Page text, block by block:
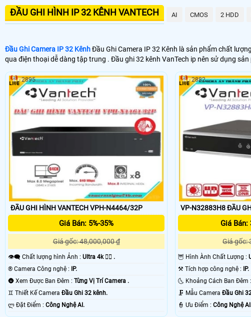
📬 Đầu Thu Camera IP 32 Kênh Chính Hãng
ĐẦU GHI HÌNH IP 32 KÊNH VANTECH AI CMOS 2 HDD
Đầu Ghi Camera IP 32 KênhĐầu Ghi Camera IP 32 Kênh là sản phẩm chất
qua điện thoại dễ dàng tập trung . Đầu ghi 32 kênh VanTech ip nên sử dụng
ĐẦU GHI HÌNH VANTECH VPH-N4464/32P
Giá Bán: 5%-35%
Giá gốc: 48,000,000 ₫
👁️‍🗨 Chất lượng hình Ảnh : Ultra 4k 👍🏾 .
®️ Camera Công nghệ : IP.
🌚 Xem Được Ban Đêm : Từng Vị Trí Camera .
♊ Thiết Kế Camera Đầu Ghi 32 kênh.
️ლ Đặt Điểm : Công Nghệ AI.
2895
VP-N32883H8 ĐẦU
Giá Bán:
Giá gốc:
🦉 Hình Ành Chất Lượng :
⚒ Tích hợp công nghệ : IP.
🌜 Khoảng Cách Ban Đêm :
🗜️ Mẫu Camera Đầu Ghi
️👮 Ưu Điểm : Công Nghệ
2882